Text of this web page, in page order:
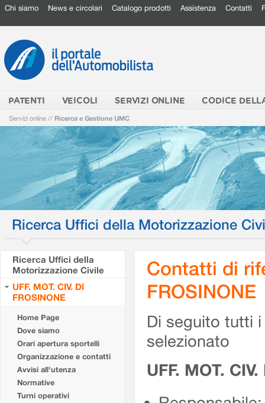
Chi siamo News e circolari Catalogo prodotti Assistenza Contatti
PATENTI VEICOLI SERVIZI ONLINE CODICE
Servizi online // Ricerca e Gestione UMC
Ricerca Uffici della Motorizzazione
Ricerca Uffici della
Motorizzazione Civile
UFF. MOT. CIV. DI
FROSINONE
Home Page
Dove siamo
Orari apertura sportelli
Organizzazione e contatti
Avvisi all'utenza
Normative
Turni operativi
Contatti di
FROSINONE
Di seguito tutti
selezionato
UFF. MOT.